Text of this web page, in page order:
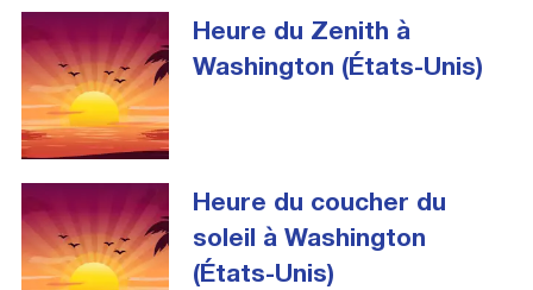
Heure du Zenith à
Washington (États-Unis)
Heure du coucher du
soleil à Washington
(États-Unis)